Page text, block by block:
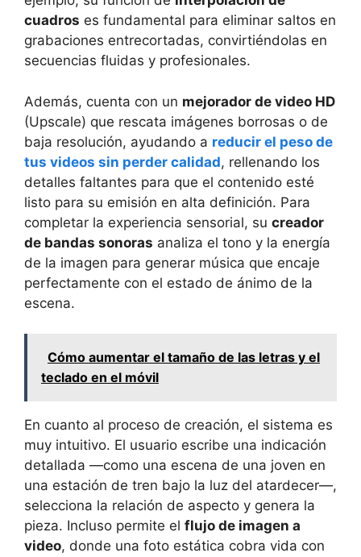
cuadros es fundamental para eliminar saltos en
grabaciones entrecortadas, convirtiéndolas en
secuencias fluidas y profesionales.
Además, cuenta con un mejorador de video HD
(Upscale) que rescata imágenes borrosas o de
baja resolución, ayudando a reducir el peso de
tus videos sin perder calidad, rellenando los
detalles faltantes para que el contenido esté
listo para su emisión en alta definición. Para
completar la experiencia sensorial, su creador
de bandas sonoras analiza el tono y la energía
de la imagen para generar música que encaje
perfectamente con el estado de ánimo de la
escena.
Cómo aumentar el tamaño de las letras y el
teclado en el móvil
En cuanto al proceso de creación, el sistema es
muy intuitivo. El usuario escribe una indicación
detallada —como una escena de una joven en
una estación de tren bajo la luz del atardecer—,
selecciona la relación de aspecto y genera la
pieza. Incluso permite el flujo de imagen a
video, donde una foto estática cobra vida con